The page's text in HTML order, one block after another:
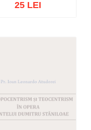
25 LEI